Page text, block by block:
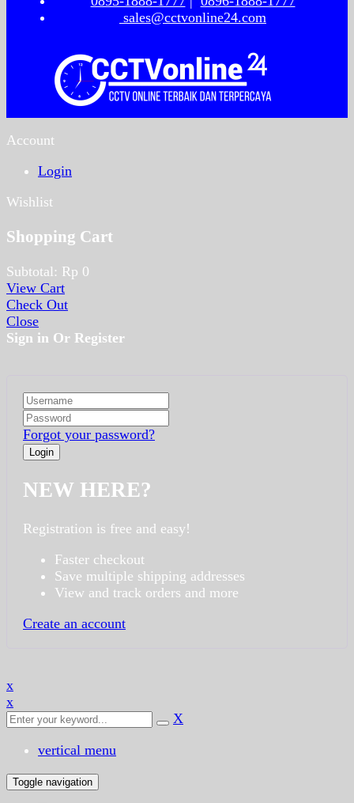
sales@cctvonline24.com
Account
Login
Wishlist
Shopping Cart
Subtotal: Rp 0
View Cart
Check Out
Close
Sign in Or Register
Forgot your password?
NEW HERE?
Registration is free and easy!
Faster checkout
Save multiple shipping addresses
View and track orders and more
Create an account
x
x
X
vertical menu
Toggle navigation